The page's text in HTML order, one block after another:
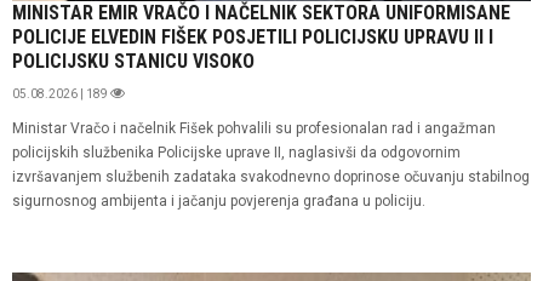
MINISTAR EMIR VRAČO I NAČELNIK SEKTORA UNIFORMISANE
POLICIJE ELVEDIN FIŠEK POSJETILI POLICIJSKU UPRAVU II I
POLICIJSKU STANICU VISOKO
05.08.2026 | 189
Ministar Vračo i načelnik Fišek pohvalili su profesionalan rad i angažman
policijskih službenika Policijske uprave II, naglasivši da odgovornim
izvršavanjem službenih zadataka svakodnevno doprinose očuvanju stabilnog
sigurnosnog ambijenta i jačanju povjerenja građana u policiju.